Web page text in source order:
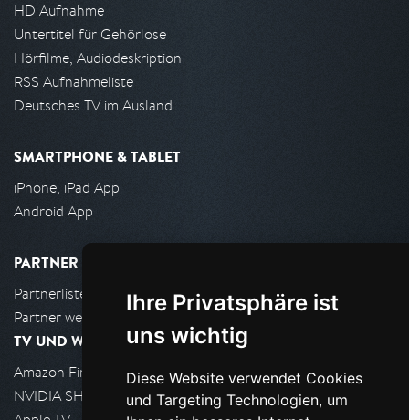
Ihre Privatsphäre ist
uns wichtig
Diese Website verwendet Cookies
und Targeting Technologien, um
HD Aufnahme
Untertitel für Gehörlose
Hörfilme, Audiodeskription
RSS Aufnahmeliste
Deutsches TV im Ausland
SMARTPHONE & TABLET
iPhone, iPad App
Android App
PARTNER
Partnerliste
Partner werden
TV UND WOHNZIMMER
Amazon FireTV
NVIDIA SHIELD, Google TV